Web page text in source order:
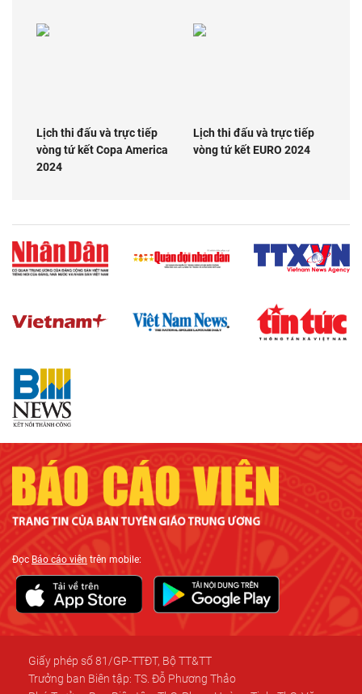
Lịch thi đấu và trực tiếp
vòng tứ kết Copa America
2024
Lịch thi đấu và trực tiếp
vòng tứ kết EURO 2024
ĐọcBáo cáo viên trên mobile:
Giấy phép số 81/GP-TTĐT, Bộ TT&TT
Trưởng ban Biên tập: TS. Đỗ Phương Thảo